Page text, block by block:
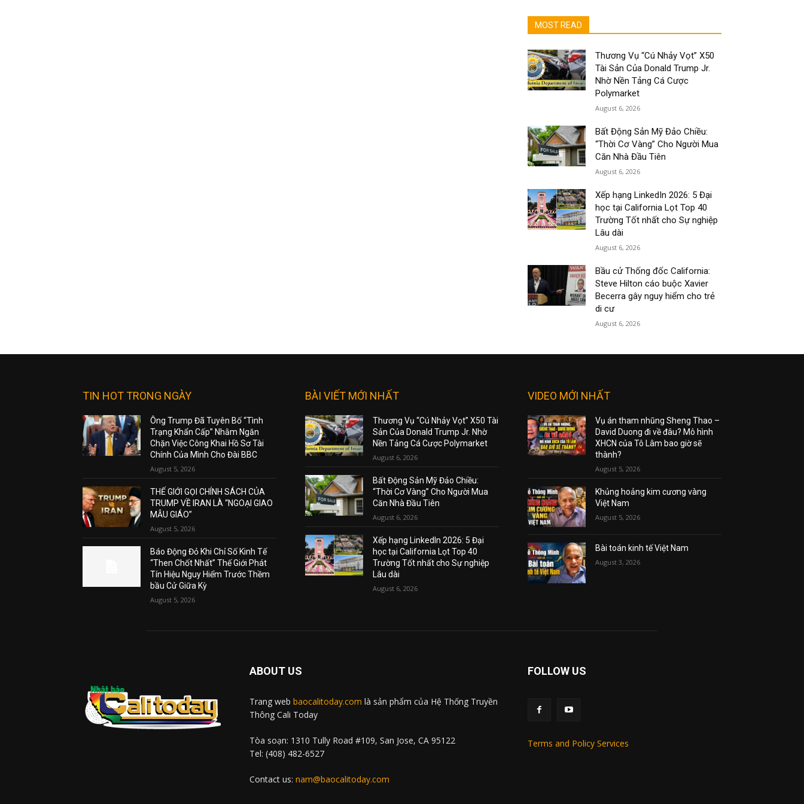
MOST READ
Thương Vụ “Cú Nhảy Vọt” X50
Tài Sản Của Donald Trump Jr.
Nhờ Nền Tảng Cá Cược
Polymarket
August 6, 2026
Bất Động Sản Mỹ Đảo Chiều:
“Thời Cơ Vàng” Cho Người Mua
Căn Nhà Đầu Tiên
August 6, 2026
Xếp hạng LinkedIn 2026: 5 Đại
học tại California Lọt Top 40
Trường Tốt nhất cho Sự nghiệp
Lâu dài
August 6, 2026
Bầu cử Thống đốc California:
Steve Hilton cáo buộc Xavier
Becerra gây nguy hiểm cho trẻ
di cư
August 6, 2026
TIN HOT TRONG NGÀY
Ông Trump Đã Tuyên Bố “Tình
Trạng Khẩn Cấp” Nhằm Ngăn
Chặn Việc Công Khai Hồ Sơ Tài
Chính Của Mình Cho Đài BBC
August 5, 2026
THẾ GIỚI GỌI CHÍNH SÁCH CỦA
TRUMP VỀ IRAN LÀ “NGOẠI GIAO
MẪU GIÁO”
August 5, 2026
Báo Động Đỏ Khi Chỉ Số Kinh Tế
“Then Chốt Nhất” Thế Giới Phát
Tín Hiệu Nguy Hiểm Trước Thềm
bầu Cử Giữa Kỳ
August 5, 2026
BÀI VIẾT MỚI NHẤT
Thương Vụ “Cú Nhảy Vọt” X50 Tài
Sản Của Donald Trump Jr. Nhờ
Nền Tảng Cá Cược Polymarket
August 6, 2026
Bất Động Sản Mỹ Đảo Chiều:
“Thời Cơ Vàng” Cho Người Mua
Căn Nhà Đầu Tiên
August 6, 2026
Xếp hạng LinkedIn 2026: 5 Đại
học tại California Lọt Top 40
Trường Tốt nhất cho Sự nghiệp
Lâu dài
August 6, 2026
VIDEO MỚI NHẤT
Vụ án tham nhũng Sheng Thao –
David Duong đi về đâu? Mô hình
XHCN của Tô Lâm bao giờ sẽ
thành?
August 5, 2026
Khủng hoảng kim cương vàng
Việt Nam
August 5, 2026
Bài toán kinh tế Việt Nam
August 3, 2026
ABOUT US
Trang web baocalitoday.com là sản phẩm của Hệ Thống Truyền
Thông Cali Today
Tòa soạn: 1310 Tully Road #109, San Jose, CA 95122
Tel: (408) 482-6527
Contact us: nam@baocalitoday.com
FOLLOW US
Terms and Policy Services